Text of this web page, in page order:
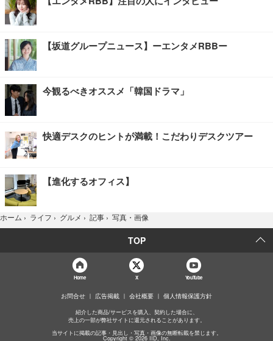
【坂道グループニュース】ーエンタメRBBー
今観るべきオススメ「韓国ドラマ」
快適デスクのヒントが満載！こだわりデスクツアー
【進化するオフィス】
ホーム › ライフ › グルメ › 記事 › 写真・画像
TOP
Home X YouTube
お問合せ 広告掲載 会社概要 個人情報保護方針
紹介した商品/サービスを購入、契約した場合に、
売上の一部が弊社サイトに還元されることがあります。
当サイトに掲載の記事・見出し・写真・画像の無断転載を禁じます。
Copyright © 2026 IID, Inc.